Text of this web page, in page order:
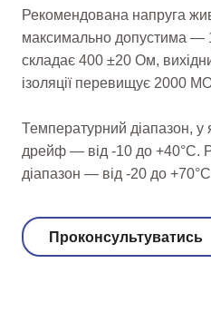
Рекомендована напруга
максимально допустима —
складає 400 ±20 Ом,
ізоляції перевищує 2000
Температурний діапазон, у
дрейф — від -10 до +40°C.
діапазон — від -20 до
Проконсультуватись